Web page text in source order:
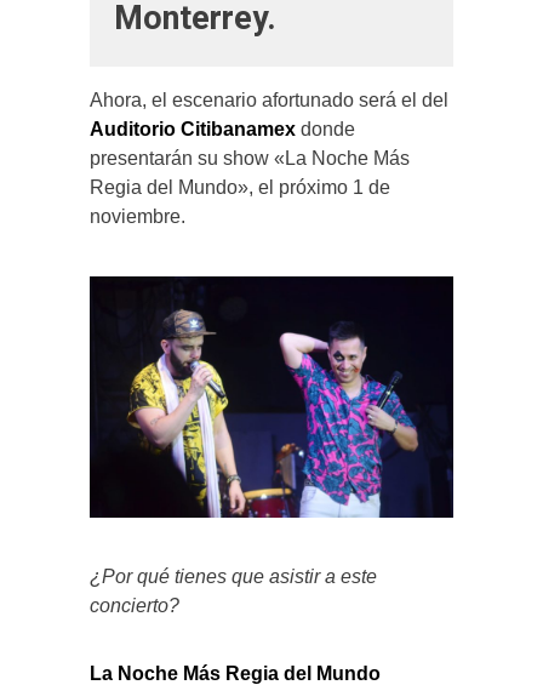
Monterrey.
Ahora, el escenario afortunado será el del
Auditorio Citibanamex donde
presentarán su show «La Noche Más
Regia del Mundo», el próximo 1 de
noviembre.
¿Por qué tienes que asistir a este
concierto?
La Noche Más Regia del Mundo